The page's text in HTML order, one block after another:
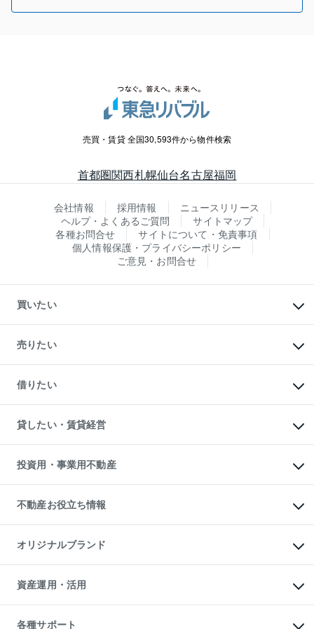
売買・賃貸 全国30,593件から物件検索
首都圏関西札幌仙台名古屋福岡
会社情報 採用情報
ニュースリリース
ヘルプ・よくあるご質問
サイトマップ
各種お問合せ
サイトについて・免責事項
個人情報保護・プライバシーポリシー
ご意見・お問合せ
買いたい
新築・分譲マンションの購入
中古マンションの購入
一戸建ての購入
中古一戸建ての購入
不動産購入の流れ
注目キーワード物件特集
購入ガイド
English 繁体中文簡体中文
売りたい
一戸建ての売却・査定
土地の売却・査定
スピードAI査定
不動産査定について
不動産売却の流れ
不動産買換えの流れ
売却ガイド
借りたい
オフィス・店舗の賃貸
借りるときの流れ
借りるガイド
貸したい・賃貸経営
マンション賃料データ
賃貸管理プラン
リロケーションについて
貸すガイド
投資用・事業用不動産
事業用不動産
マンション投資
投資用マンション
アパート経営
収益物件
ビル購入（ビル一棟）
投資用不動産の売却査定
事業用不動産の売却査定
不動産お役立ち情報
マンションライブラリー
人気マンションランキング
暮らしに役立つ不動産メディア
不動産相場・不動産価格情報
不動産コラム・ニュース
不動産用語集
オリジナルブランド
一棟リノベーションマンション
L`GENTE（ルジェンテ）
区分リノベーションマンション
投資用一棟レジデンスWELL
資産運用・活用
不動産M&A
各種サポート